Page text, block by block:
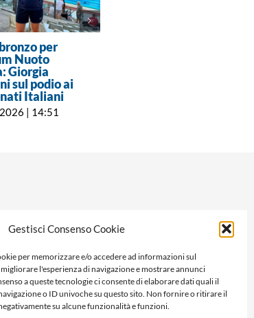
Gestisci Consenso Cookie
per memorizzare e/o accedere ad informazioni sul
l'esperienza di navigazione e mostrare annunci
a queste tecnologie ci consente di elaborare dati quali il
o ID univoche su questo sito. Non fornire o ritirare il
su alcune funzionalità e funzioni.
per
Nuoto
Giorgia
sul podio ai
Italiani
| 14:51